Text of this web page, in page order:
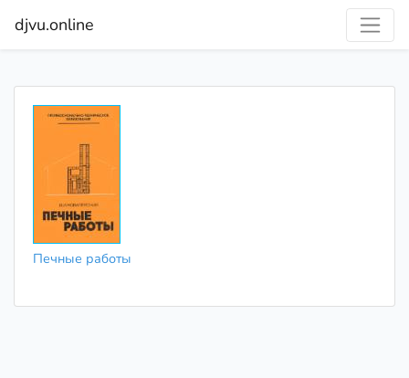
djvu.online
Печные работы